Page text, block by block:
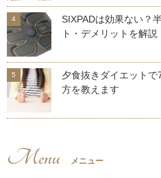
SIXPADは効果ない？
ト・デメリットを解説
夕食抜きダイエット
方を教えます
Menu メニュー